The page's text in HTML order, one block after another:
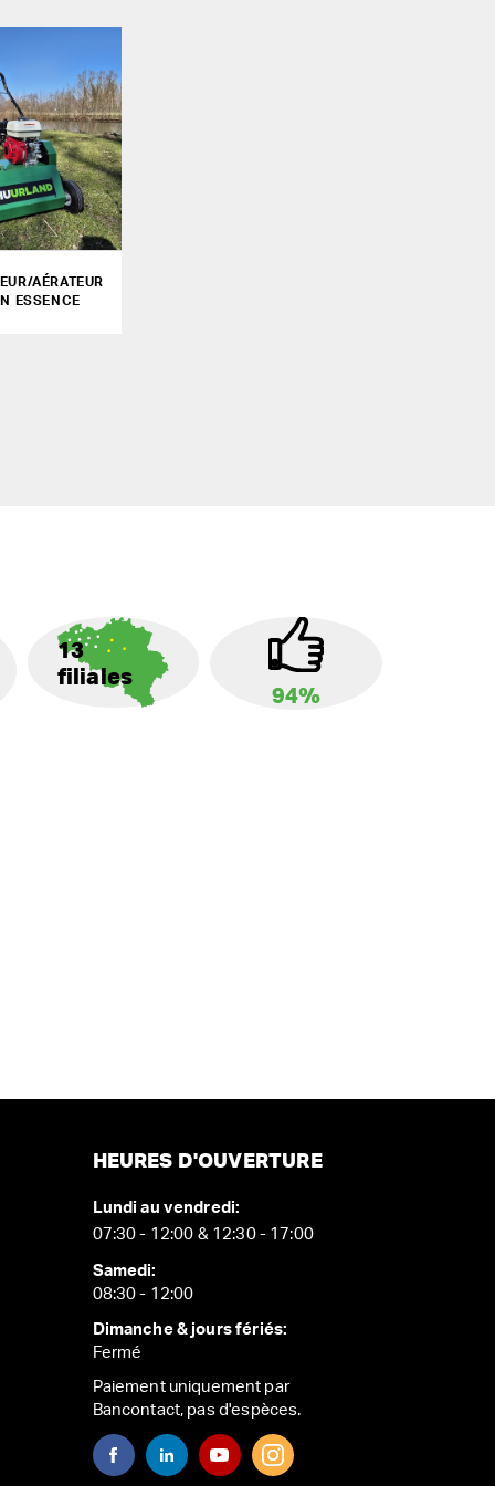
AÉRATEUR
ESSENCE
13
filiales
94%
HEURES D'OUVERTURE
Lundi au vendredi:
07:30 - 12:00 & 12:30 - 17:00
Samedi:
08:30 - 12:00
Dimanche & jours fériés:
Fermé
Paiement uniquement par
Bancontact, pas d'espèces.